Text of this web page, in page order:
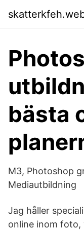
bästa
M3, Photoshop
Mediautbildning
Jag håller
online inom foto,